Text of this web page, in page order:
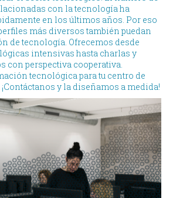
con la tecnología ha
en los últimos años. Por eso
más diversos también puedan
de tecnología. Ofrecemos desde
intensivas hasta charlas y
con perspectiva cooperativa.
tecnológica para tu centro de
y la diseñamos a medida!